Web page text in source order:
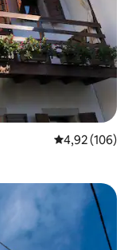
4,92 ud af 5 i
4,92 (106)